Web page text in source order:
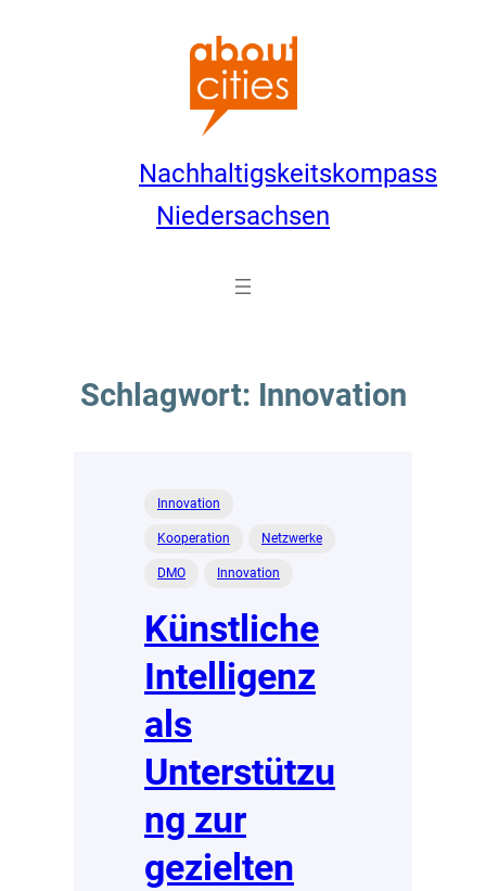
Nachhaltigskeitskompass
Niedersachsen
Schlagwort: Innovation
Innovation
Kooperation Netzwerke
DMO Innovation
Künstliche
Intelligenz
als
Unterstützu
ng zur
gezielten